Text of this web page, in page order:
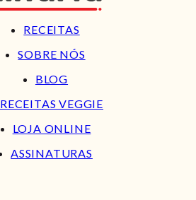
RECEITAS
SOBRE NÓS
BLOG
RECEITAS VEGGIE
LOJA ONLINE
ASSINATURAS